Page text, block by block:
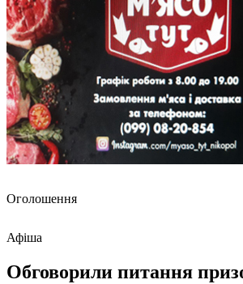
Оголошення
Афіша
Обговорили питання